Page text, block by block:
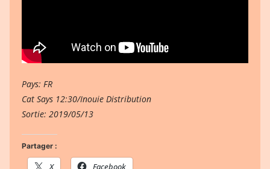
Pays: FR
Cat Says 12:30/Inouie Distribution
Sortie: 2019/05/13
Partager :
X Facebook